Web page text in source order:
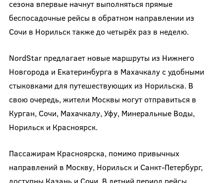
сезона впервые начнут выполняться прямые
беспосадочные рейсы в обратном направлении из
Сочи в Норильск также до четырёх раз в неделю.
NordStar предлагает новые маршруты из Нижнего
Новгорода и Екатеринбурга в Махачкалу с удобными
стыковками для путешествующих из Норильска. В
свою очередь, жители Москвы могут отправиться в
Курган, Сочи, Махачкалу, Уфу, Минеральные Воды,
Норильск и Красноярск.
Пассажирам Красноярска, помимо привычных
направлений в Москву, Норильск и Санкт-Петербург,
доступны Казань и Сочи. В летний период рейсы